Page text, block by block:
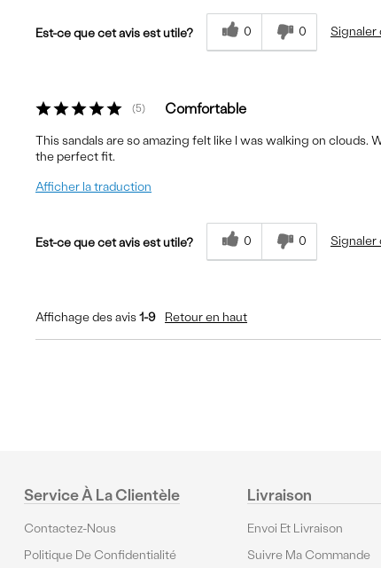
Est-ce que cet avis est utile? 0 0 Signaler
5 Comfortable
This sandals are so amazing felt like I was walking on
the perfect fit.
Afficher la traduction
Est-ce que cet avis est utile? 0 0 Signaler
Affichage des avis1-9 Retour en haut
Service À La Clientèle
Contactez-Nous
Politique De Confidentialité
Livraison
Envoi Et Livraison
Suivre Ma Commande